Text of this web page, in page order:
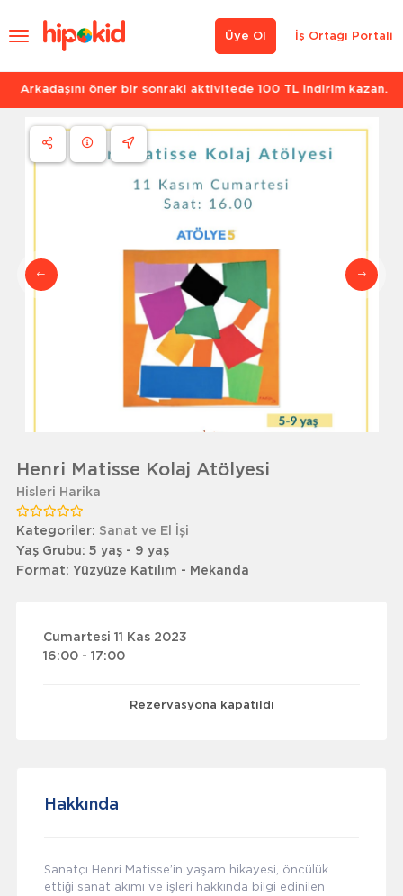
İş Ortağı Portali
Üye Ol
Arkadaşını öner bir sonraki aktivitede 100 TL indirim kazan.
Henri Matisse Kolaj Atölyesi
Hisleri Harika
Kategoriler: Sanat ve El İşi
Yaş Grubu: 5 yaş - 9 yaş
Format: Yüzyüze Katılım - Mekanda
Cumartesi 11 Kas 2023
16:00 - 17:00
Rezervasyona kapatıldı
Hakkında
Sanatçı Henri Matisse’in yaşam hikayesi, öncülük
ettiği sanat akımı ve işleri hakkında bilgi edinilen